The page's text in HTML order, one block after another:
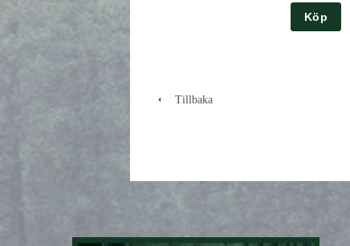
Köp
Tillbaka